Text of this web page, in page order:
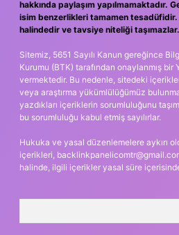
hakkında paylaşım yapılmamaktadır.
isim benzerlikleri tamamen
halindedir ve tavsiye niteliği taşımazlar.
Sitemiz, 5651 Sayılı Kanun gereğince
Kurumu (BTK) tarafından onaylanmış bir
vermektedir. Bu nedenle, sitedeki
veya araştırma yükümlülüğümüz
yazdıkları içeriklerin sorumluluğunu
bu sorumluluğu kabul etmiş sayılırlar.
Hukuka ve yasal düzenlemelere aykırı
içerikleri,
halinde, ilgili içerikler yasal süre